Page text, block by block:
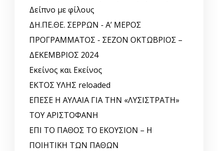
Δείπνο με φίλους
ΔΗ.ΠΕ.ΘΕ. ΣΕΡΡΩΝ - Α’ ΜΕΡΟΣ
ΠΡΟΓΡΑΜΜΑΤΟΣ - ΣΕΖΟΝ ΟΚΤΩΒΡΙΟΣ –
ΔΕΚΕΜΒΡΙΟΣ 2024
Εκείνος και Εκείνος
ΕΚΤΟΣ ΥΛΗΣ reloaded
ΕΠΕΣΕ Η ΑΥΛΑΙΑ ΓΙΑ ΤΗΝ «ΛΥΣΙΣΤΡΑΤΗ»
ΤΟΥ ΑΡΙΣΤΟΦΑΝΗ
ΕΠΙ ΤΟ ΠΑΘΟΣ ΤΟ ΕΚΟΥΣΙΟΝ – Η
ΠΟΙΗΤΙΚΗ ΤΩΝ ΠΑΘΩΝ